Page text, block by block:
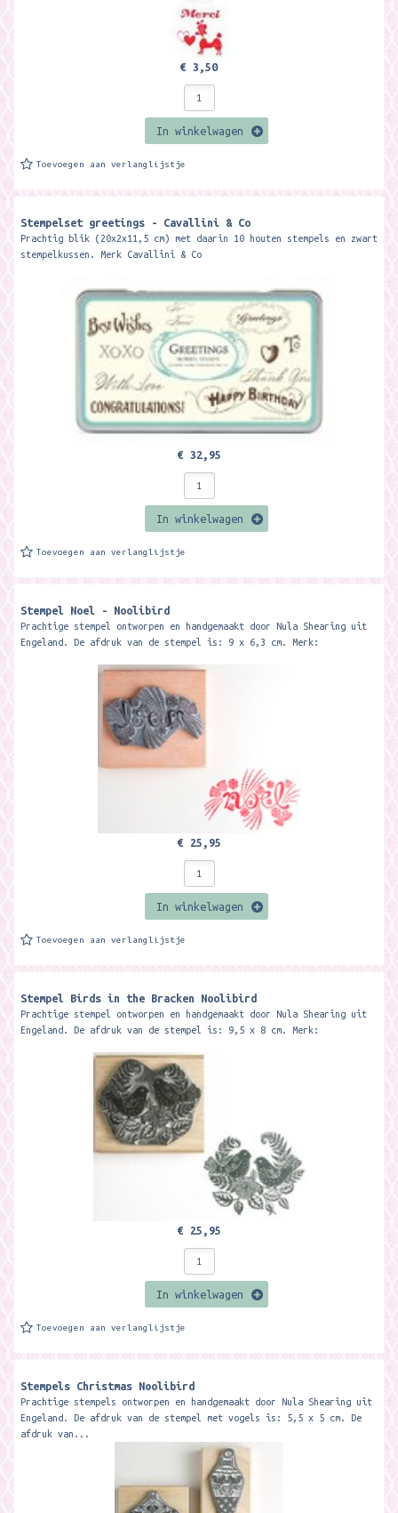
€ 3,50
In winkelwagen
Toevoegen aan verlanglijstje
Stempelset greetings - Cavallini & Co
Prachtig blik (20x2x11,5 cm) met daarin 10 houten stempels en zwart
stempelkussen. Merk Cavallini & Co
€ 32,95
In winkelwagen
Toevoegen aan verlanglijstje
Stempel Noel - Noolibird
Prachtige stempel ontworpen en handgemaakt door Nula Shearing uit
Engeland. De afdruk van de stempel is: 9 x 6,3 cm. Merk:
€ 25,95
In winkelwagen
Toevoegen aan verlanglijstje
Stempel Birds in the Bracken Noolibird
Prachtige stempel ontworpen en handgemaakt door Nula Shearing uit
Engeland. De afdruk van de stempel is: 9,5 x 8 cm. Merk:
€ 25,95
In winkelwagen
Toevoegen aan verlanglijstje
Stempels Christmas Noolibird
Prachtige stempels ontworpen en handgemaakt door Nula Shearing uit
Engeland. De afdruk van de stempel met vogels is: 5,5 x 5 cm. De
afdruk van...